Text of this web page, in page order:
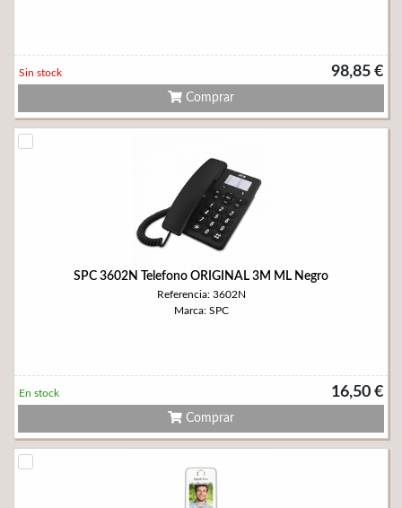
98,85 €
Sin stock
Comprar
SPC 3602N Telefono ORIGINAL 3M ML Negro
Referencia: 3602N
Marca: SPC
16,50 €
En stock
Comprar